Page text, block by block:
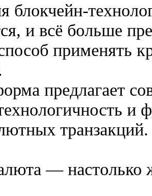
блокчейн-
и всё больше
применять
предлагает
и
транзакций.
— настолько